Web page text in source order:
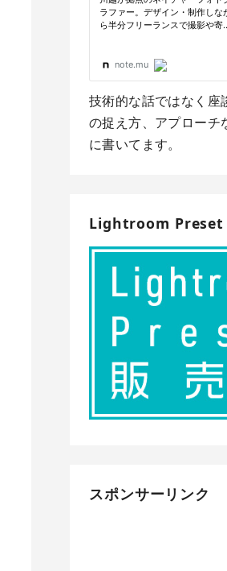
技術的な話ではなく座
の捉え方、アプローチ
に書いてます。
Lightroom Preset
スポンサーリンク